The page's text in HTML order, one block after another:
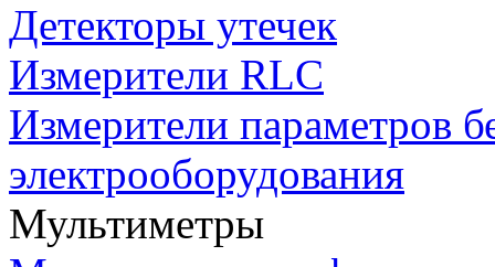
Детекторы утечек
Измерители RLC
Измерители параметров
электрооборудования
Мультиметры